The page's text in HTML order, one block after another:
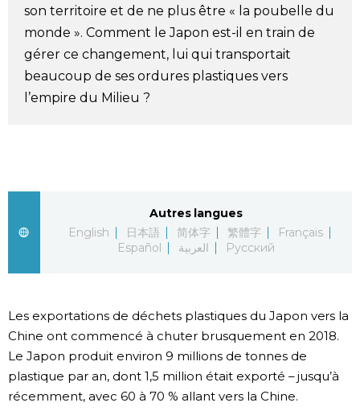
En plus
Données
Vidéos
Tokyo
official SNS
son territoire et de ne plus être « la poubelle du
monde ». Comment le Japon est-il en train de
gérer ce changement, lui qui transportait
beaucoup de ses ordures plastiques vers
l’empire du Milieu ?
Autres langues
English
日本語 简体字 繁體字
Français
Español
العربية Русский
Les exportations de déchets plastiques du Japon vers la
Chine ont commencé à chuter brusquement en 2018.
Le Japon produit environ 9 millions de tonnes de
plastique par an, dont 1,5 million était exporté – jusqu’à
récemment, avec 60 à 70 % allant vers la Chine.